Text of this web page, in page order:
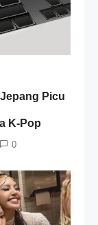
Picu
K-Pop
0